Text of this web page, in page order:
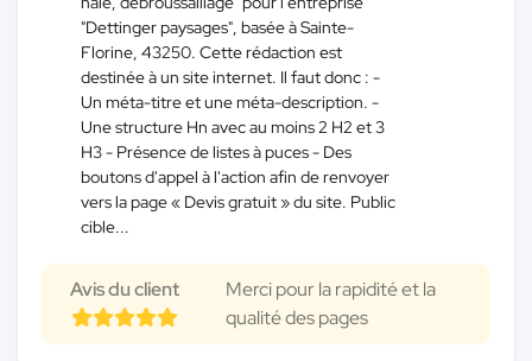
"Dettinger paysages", basée à Sainte-
Florine, 43250. Cette rédaction est
destinée à un site internet. Il faut donc : -
Un méta-titre et une méta-description. -
Une structure Hn avec au moins 2 H2 et 3
H3 - Présence de listes à puces - Des
boutons d'appel à l'action afin de renvoyer
vers la page « Devis gratuit » du site. Public
cible...
Avis du client
Merci pour la rapidité et la
qualité des pages